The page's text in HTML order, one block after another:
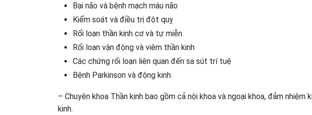
Bại não và bệnh mạch máu não
Kiểm soát và điều trị đột quỵ
Rối loạn thần kinh cơ và tự miễn
Rối loạn vận động và viêm thần kinh
Các chứng rối loạn liên quan đến sa sút trí tuệ
Bệnh Parkinson và động kinh.
– Chuyên khoa Thần kinh bao gồm cả nội khoa và ngoại khoa, đảm
kinh.